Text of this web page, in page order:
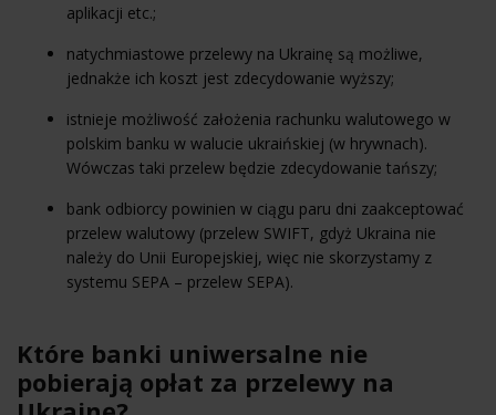
aplikacji etc.;
natychmiastowe przelewy na Ukrainę są możliwe,
jednakże ich koszt jest zdecydowanie wyższy;
istnieje możliwość założenia rachunku walutowego w
polskim banku w walucie ukraińskiej (w hrywnach).
Wówczas taki przelew będzie zdecydowanie tańszy;
bank odbiorcy powinien w ciągu paru dni zaakceptować
przelew walutowy (przelew SWIFT, gdyż Ukraina nie
należy do Unii Europejskiej, więc nie skorzystamy z
systemu SEPA – przelew SEPA).
Które banki uniwersalne nie
pobierają opłat za przelewy na